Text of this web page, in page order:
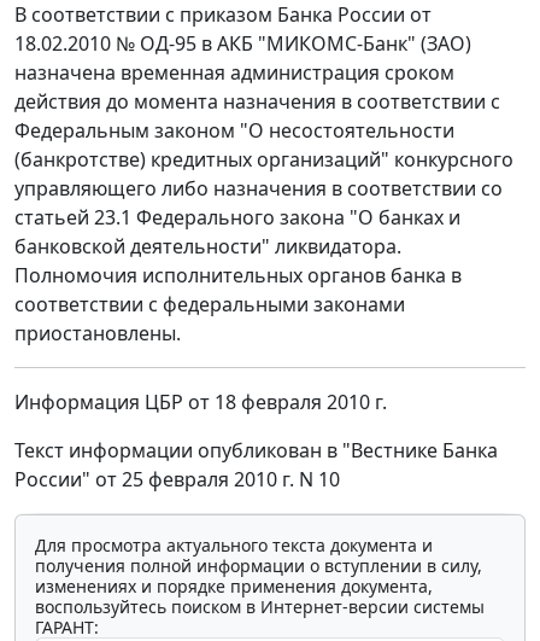
В соответствии с приказом Банка России от
18.02.2010 № ОД-95 в АКБ "МИКОМС-Банк" (ЗАО)
назначена временная администрация сроком
действия до момента назначения в соответствии с
Федеральным законом "О несостоятельности
(банкротстве) кредитных организаций" конкурсного
управляющего либо назначения в соответствии со
статьей 23.1 Федерального закона "О банках и
банковской деятельности" ликвидатора.
Полномочия исполнительных органов банка в
соответствии с федеральными законами
приостановлены.
Информация ЦБР от 18 февраля 2010 г.
Текст информации опубликован в "Вестнике Банка
России" от 25 февраля 2010 г. N 10
Для просмотра актуального текста документа и
получения полной информации о вступлении в силу,
изменениях и порядке применения документа,
воспользуйтесь поиском в Интернет-версии системы
ГАРАНТ: